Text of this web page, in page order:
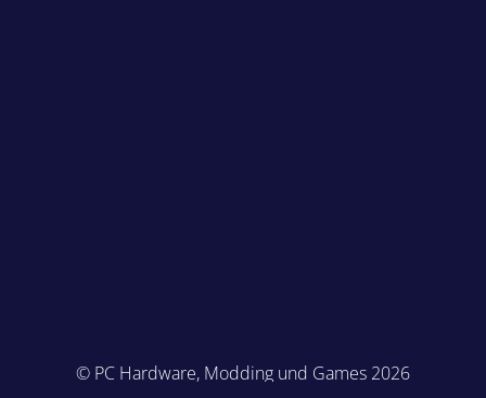
© PC Hardware, Modding und Games 2026